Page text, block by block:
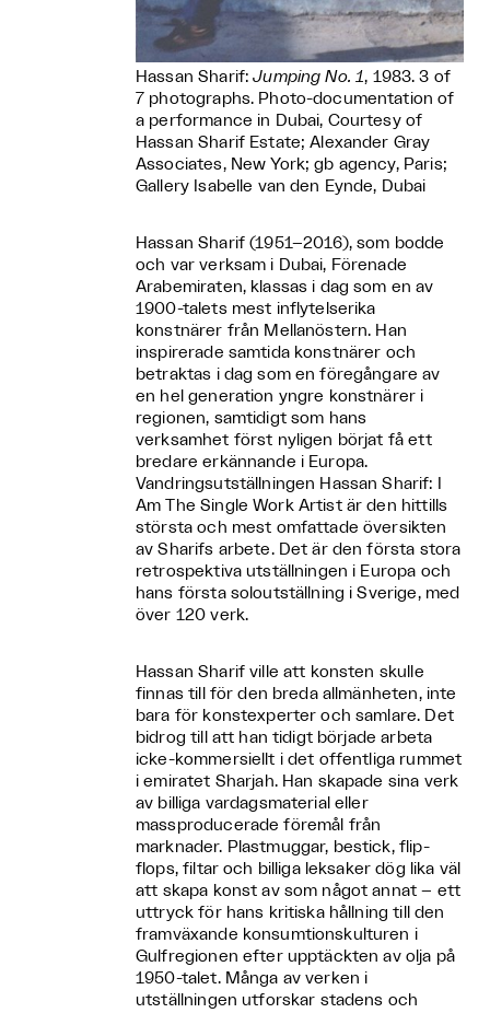
Hassan Sharif:Jumping No. 1, 1983. 3 of
7 photographs. Photo-documentation of
a performance in Dubai, Courtesy of
Hassan Sharif Estate; Alexander Gray
Associates, New York; gb agency, Paris;
Gallery Isabelle van den Eynde, Dubai
Hassan Sharif (1951–2016), som bodde
och var verksam i Dubai, Förenade
Arabemiraten, klassas i dag som en av
1900-talets mest inflytelserika
konstnärer från Mellanöstern. Han
inspirerade samtida konstnärer och
betraktas i dag som en föregångare av
en hel generation yngre konstnärer i
regionen, samtidigt som hans
verksamhet först nyligen börjat få ett
bredare erkännande i Europa.
Vandringsutställningen Hassan Sharif: I
Am The Single Work Artist är den hittills
största och mest omfattade översikten
av Sharifs arbete. Det är den första stora
retrospektiva utställningen i Europa och
hans första soloutställning i Sverige, med
över 120 verk.
Hassan Sharif ville att konsten skulle
finnas till för den breda allmänheten, inte
bara för konstexperter och samlare. Det
bidrog till att han tidigt började arbeta
icke-kommersiellt i det offentliga rummet
i emiratet Sharjah. Han skapade sina verk
av billiga vardagsmaterial eller
massproducerade föremål från
marknader. Plastmuggar, bestick, flip-
flops, filtar och billiga leksaker dög lika väl
att skapa konst av som något annat – ett
uttryck för hans kritiska hållning till den
framväxande konsumtionskulturen i
Gulfregionen efter upptäckten av olja på
1950-talet. Många av verken i
utställningen utforskar stadens och